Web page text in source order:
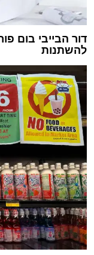
דור הבייבי בום
להשתנות